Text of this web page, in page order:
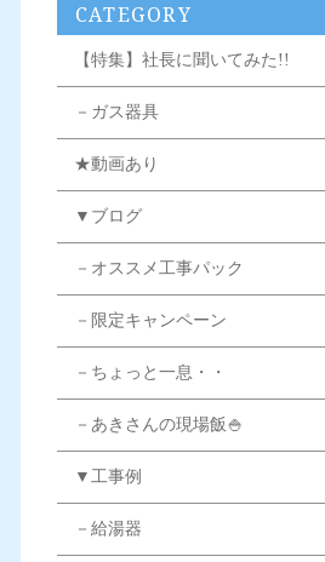
CATEGORY
【特集】社長に聞いてみた!!
－ガス器具
★動画あり
▼ブログ
－オススメ工事パック
－限定キャンペーン
－ちょっと一息・・
－あきさんの現場飯🍚
▼工事例
－給湯器